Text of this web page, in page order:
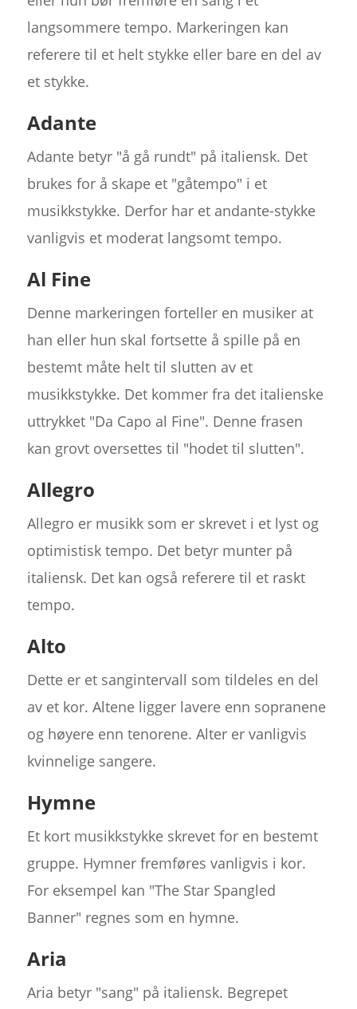
langsommere tempo. Markeringen kan
referere til et helt stykke eller bare en del av
et stykke.
Adante
Adante betyr "å gå rundt" på italiensk. Det
brukes for å skape et "gåtempo" i et
musikkstykke. Derfor har et andante-stykke
vanligvis et moderat langsomt tempo.
Al Fine
Denne markeringen forteller en musiker at
han eller hun skal fortsette å spille på en
bestemt måte helt til slutten av et
musikkstykke. Det kommer fra det italienske
uttrykket "Da Capo al Fine". Denne frasen
kan grovt oversettes til "hodet til slutten".
Allegro
Allegro er musikk som er skrevet i et lyst og
optimistisk tempo. Det betyr munter på
italiensk. Det kan også referere til et raskt
tempo.
Alto
Dette er et sangintervall som tildeles en del
av et kor. Altene ligger lavere enn sopranene
og høyere enn tenorene. Alter er vanligvis
kvinnelige sangere.
Hymne
Et kort musikkstykke skrevet for en bestemt
gruppe. Hymner fremføres vanligvis i kor.
For eksempel kan "The Star Spangled
Banner" regnes som en hymne.
Aria
Aria betyr "sang" på italiensk. Begrepet